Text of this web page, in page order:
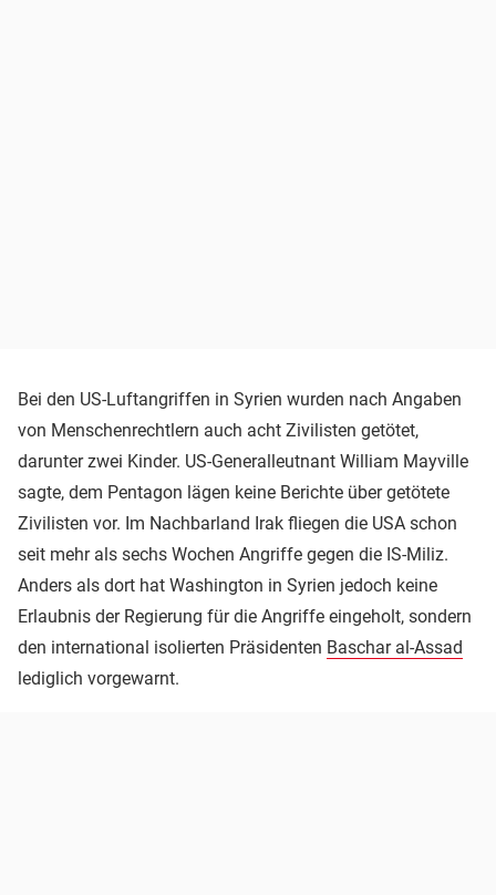
Bei den US-Luftangriffen in Syrien wurden nach Angaben
von Menschenrechtlern auch acht Zivilisten getötet,
darunter zwei Kinder. US-Generalleutnant William Mayville
sagte, dem Pentagon lägen keine Berichte über getötete
Zivilisten vor. Im Nachbarland Irak fliegen die USA schon
seit mehr als sechs Wochen Angriffe gegen die IS-Miliz.
Anders als dort hat Washington in Syrien jedoch keine
Erlaubnis der Regierung für die Angriffe eingeholt, sondern
den international isolierten Präsidenten Baschar al-Assad
lediglich vorgewarnt.